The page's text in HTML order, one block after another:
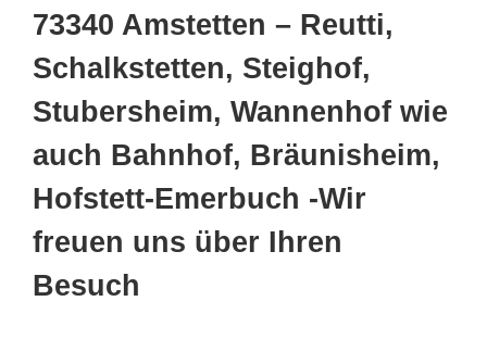
73340 Amstetten – Reutti,
Schalkstetten, Steighof,
Stubersheim, Wannenhof wie
auch Bahnhof, Bräunisheim,
Hofstett-Emerbuch -Wir
freuen uns über Ihren
Besuch